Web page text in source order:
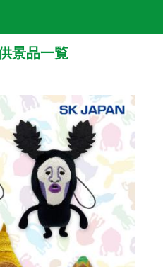
景品一覧